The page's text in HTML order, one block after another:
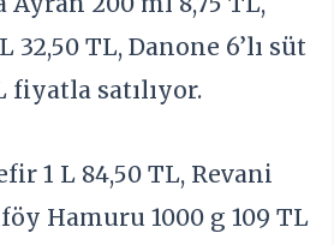
32,50 TL, Danone 6’lı süt
fiyatla satılıyor.
1 L 84,50 TL, Revani
Hamuru 1000 g 109 TL